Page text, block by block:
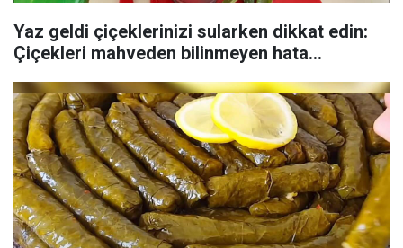
Yaz geldi çiçeklerinizi sularken dikkat edin:
Çiçekleri mahveden bilinmeyen hata...